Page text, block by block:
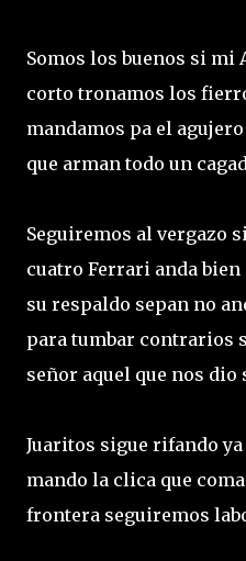
Somos los buenos si mi
corto tronamos los
mandamos pa el
que arman todo un
Seguiremos al vergazo
cuatro Ferrari anda bien
su respaldo sepan no
para tumbar contrarios
señor aquel que nos dio
Juaritos sigue rifando
mando la clica que
frontera seguiremos